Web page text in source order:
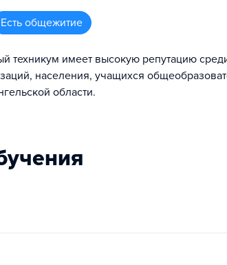
Есть общежитие
техникум имеет высокую репутацию
населения, учащихся
области.